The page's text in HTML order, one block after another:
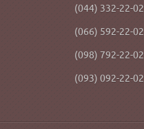
(044) 332-22-02
(066) 592-22-02
(098) 792-22-02
(093) 092-22-02